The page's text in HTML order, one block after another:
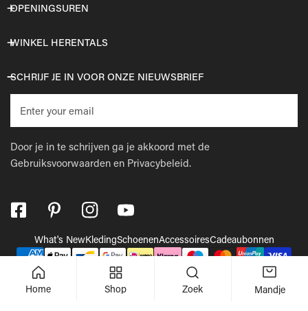
OPENINGSUREN
WINKEL HERENTALS
SCHRIJF JE IN VOOR ONZE NIEUWSBRIEF
mail
Door je in te schrijven ga je akkoord met de
Gebruiksvoorwaarden en Privacybeleid.
© 2026, Powered by Shopify
What's NewKledingSchoenenAccessoiresCadeaubonnen
Betaalmethodes
Home Shop Zoek Mandje